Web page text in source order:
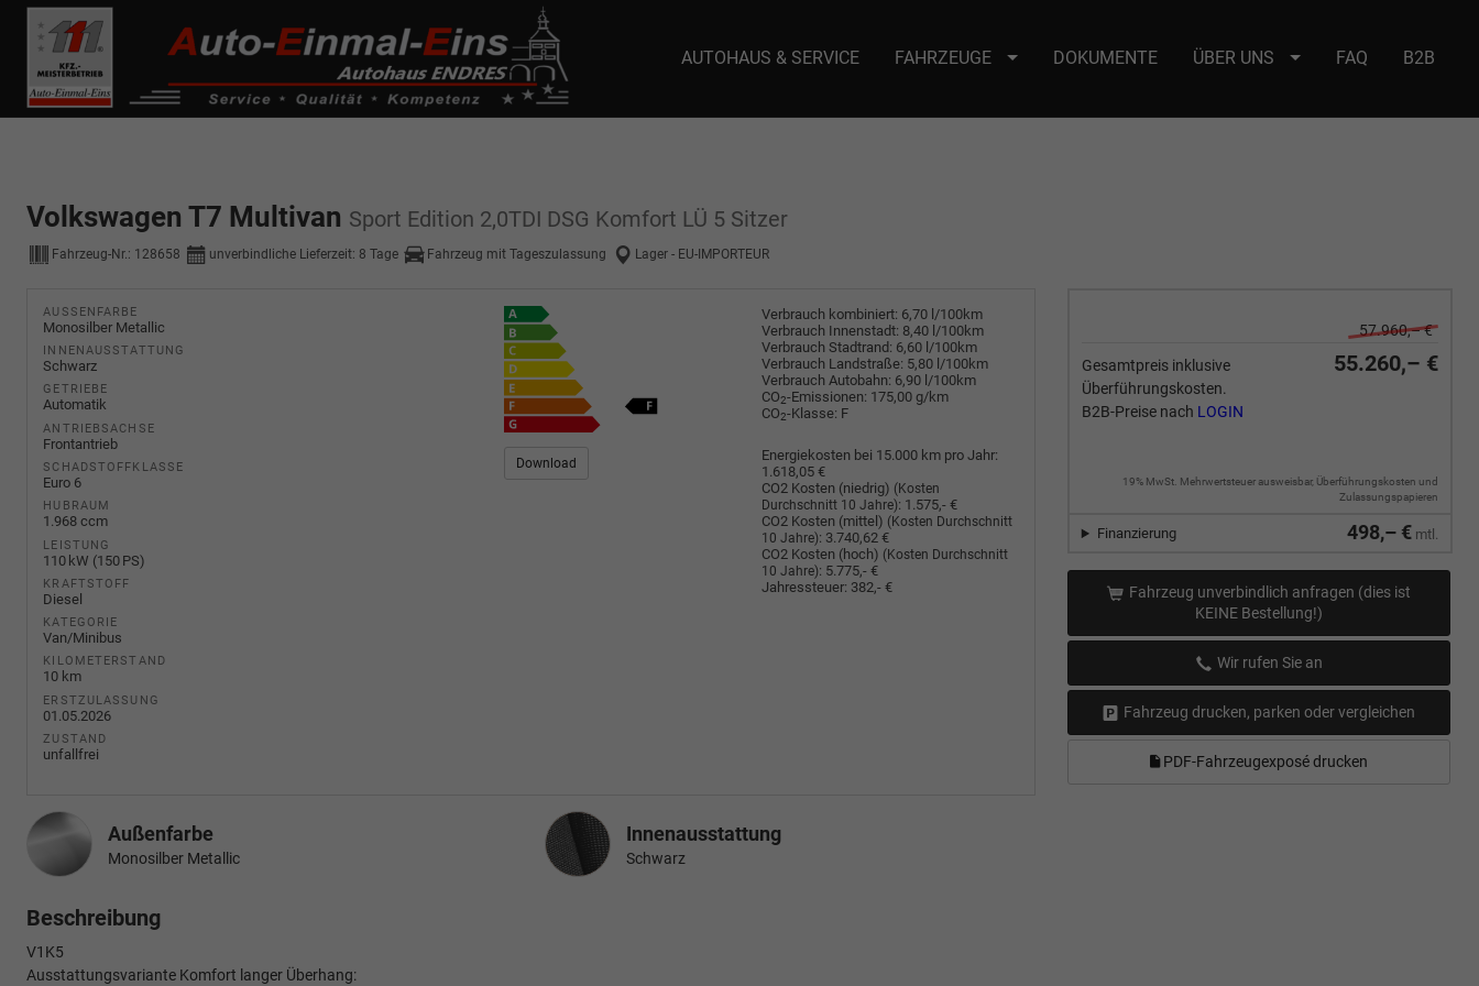
------------ Host Name : selector1._domainkey Points to address or value: selector1-aee-de0k._domainkey.autoeinmaleins.onmicrosoft.com Host Name : selector2._domainkey Points to address or value: selector2-aee-
de0k._domainkey.autoeinmaleins.onmicrosoft.com
AUTOHAUS & SERVICE FAHRZEUGE DOKUMENTE ÜBER UNS FAQ B2B
Volkswagen T7 Multivan Sport Edition 2,0TDI DSG Komfort LÜ 5 Sitzer
Fahrzeug-Nr.: 128658 unverbindliche Lieferzeit: 8 Tage Fahrzeug mit Tageszulassung Lager - EU-IMPORTEUR
57.960,– €
Gesamtpreis inklusive
Überführungskosten.
B2B-Preise nach LOGIN
55.260,– €
19% MwSt. Mehrwertsteuer ausweisbar, Überführungskosten und
Zulassungspapieren
498,– € mtl.
Finanzierung
Fahrzeug unverbindlich anfragen (dies ist
KEINE Bestellung!)
Wir rufen Sie an
Fahrzeug drucken, parken oder vergleichen
PDF-Fahrzeugexposé drucken
AUSSENFARBE
Monosilber Metallic
INNENAUSSTATTUNG
Schwarz
GETRIEBE
Automatik
ANTRIEBSACHSE
Frontantrieb
SCHADSTOFFKLASSE
Euro 6
HUBRAUM
1.968 ccm
LEISTUNG
110 kW (150 PS)
KRAFTSTOFF
Diesel
KATEGORIE
Van/Minibus
KILOMETERSTAND
10 km
ERSTZULASSUNG
01.05.2026
ZUSTAND
unfallfrei
Verbrauch kombiniert: 6,70 l/100km
Verbrauch Innenstadt: 8,40 l/100km
Verbrauch Stadtrand: 6,60 l/100km
Verbrauch Landstraße: 5,80 l/100km
Verbrauch Autobahn: 6,90 l/100km
CO2-Emissionen: 175,00 g/km
CO2-Klasse: F
Download
Energiekosten bei 15.000 km pro Jahr:
1.618,05 €
CO2 Kosten (niedrig) (Kosten
Durchschnitt 10 Jahre): 1.575,- €
CO2 Kosten (mittel) (Kosten Durchschnitt
10 Jahre): 3.740,62 €
CO2 Kosten (hoch) (Kosten Durchschnitt
10 Jahre): 5.775,- €
Jahressteuer: 382,- €
Außenfarbe
Monosilber Metallic
InnenausstattungInnenausstattung
Schwarz
Beschreibung
V1K5
Ausstattungsvariante Komfort langer Überhang: